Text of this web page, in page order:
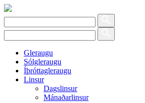
Gleraugu
Sólgleraugu
Íþróttagleraugu
Linsur
Dagslinsur
Mánaðarlinsur